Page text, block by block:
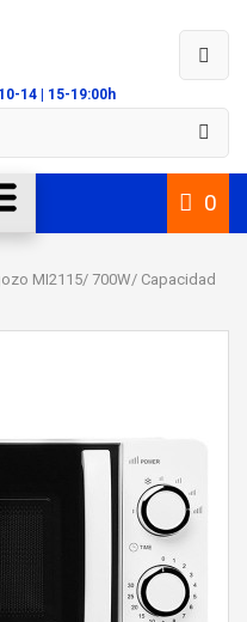
14 | 15-19:00h
0
MI2115/ 700W/ Capacidad